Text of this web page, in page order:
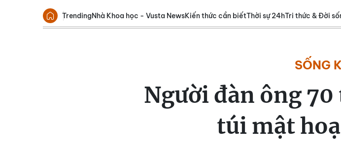
TrendingNhà Khoa học - Vusta NewsKiến thức cần biếtThời sự 24hTri thức & Đời
SỐNG
Người đàn ông
túi mật